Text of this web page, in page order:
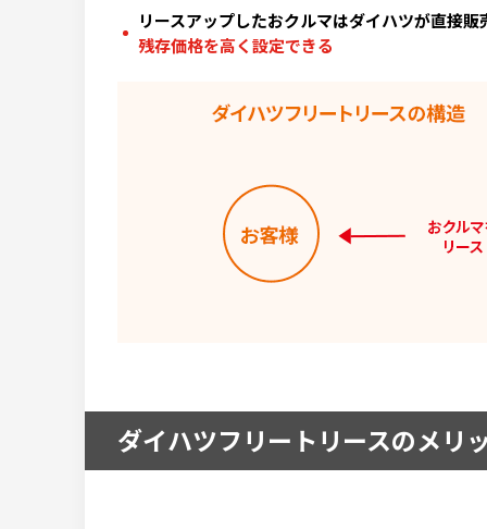
リースアップしたおクルマはダイハツが直接販
残存価格を高く設定できる
ダイハツフリートリースのメリ